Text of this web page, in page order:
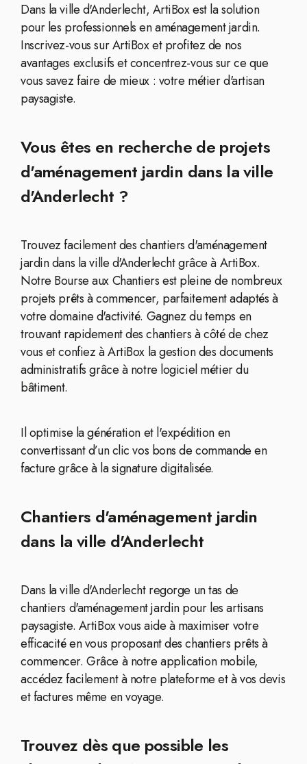
Dans la ville d'Anderlecht, ArtiBox est la solution
pour les professionnels en aménagement jardin.
Inscrivez-vous sur ArtiBox et profitez de nos
avantages exclusifs et concentrez-vous sur ce que
vous savez faire de mieux : votre métier d'artisan
paysagiste.
Vous êtes en recherche de projets
d'aménagement jardin dans la ville
d'Anderlecht ?
Trouvez facilement des chantiers d'aménagement
jardin dans la ville d'Anderlecht grâce à ArtiBox.
Notre Bourse aux Chantiers est pleine de nombreux
projets prêts à commencer, parfaitement adaptés à
votre domaine d'activité. Gagnez du temps en
trouvant rapidement des chantiers à côté de chez
vous et confiez à ArtiBox la gestion des documents
administratifs grâce à notre logiciel métier du
bâtiment.
Il optimise la génération et l'expédition en
convertissant d’un clic vos bons de commande en
facture grâce à la signature digitalisée.
Chantiers d'aménagement jardin
dans la ville d'Anderlecht
Dans la ville d'Anderlecht regorge un tas de
chantiers d'aménagement jardin pour les artisans
paysagiste. ArtiBox vous aide à maximiser votre
efficacité en vous proposant des chantiers prêts à
commencer. Grâce à notre application mobile,
accédez facilement à notre plateforme et à vos devis
et factures même en voyage.
Trouvez dès que possible les